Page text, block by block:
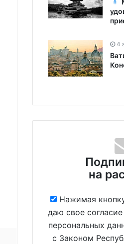
4
на
Нажимая
даю свое
персональных
с Законом